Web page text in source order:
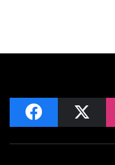
facebook